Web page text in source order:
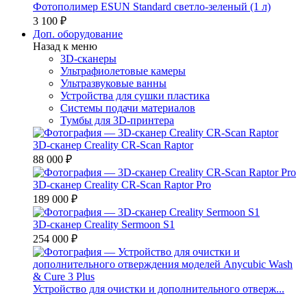
Фотополимер ESUN Standard светло-зеленый (1 л)
3 100 ₽
Доп. оборудование
Назад к меню
3D-сканеры
Ультрафиолетовые камеры
Ультразвуковые ванны
Устройства для сушки пластика
Системы подачи материалов
Тумбы для 3D-принтера
3D-сканер Creality CR-Scan Raptor
88 000 ₽
3D-сканер Creality CR-Scan Raptor Pro
189 000 ₽
3D-сканер Creality Sermoon S1
254 000 ₽
Устройство для очистки и дополнительного отверж...